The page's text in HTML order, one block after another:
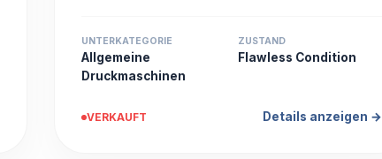
UNTERKATEGORIE
Allgemeine
Druckmaschinen
ZUSTAND
Flawless Condition
VERKAUFT Details anzeigen →